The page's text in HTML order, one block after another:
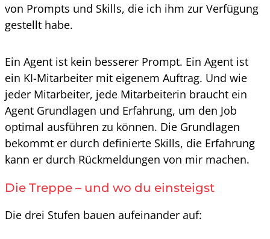
von Prompts und Skills, die ich ihm zur Verfügung
gestellt habe.
Ein Agent ist kein besserer Prompt. Ein Agent ist
ein KI-Mitarbeiter mit eigenem Auftrag. Und wie
jeder Mitarbeiter, jede Mitarbeiterin braucht ein
Agent Grundlagen und Erfahrung, um den Job
optimal ausführen zu können. Die Grundlagen
bekommt er durch definierte Skills, die Erfahrung
kann er durch Rückmeldungen von mir machen.
Die Treppe – und wo du einsteigst
Die drei Stufen bauen aufeinander auf: